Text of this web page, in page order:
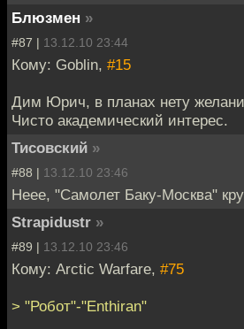
Блюзмен »
#87 | 13.12.10 23:44
Кому: Goblin, #15
Дим Юрич, в планах нету
Чисто академический интерес.
Тисовский »
#88 | 13.12.10 23:46
Неее, "Самолет Баку-Москва"
Strapidustr »
#89 | 13.12.10 23:46
Кому: Arctic Warfare, #75
> "Робот"-"Enthiran"